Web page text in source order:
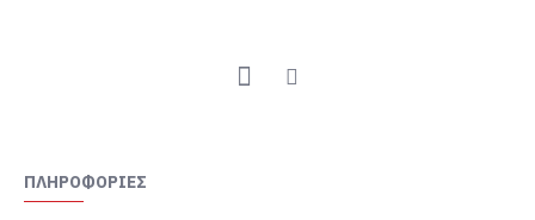
ΠΛΗΡΟΦΟΡΊΕΣ